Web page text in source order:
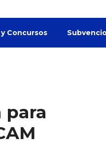
Concursos
para